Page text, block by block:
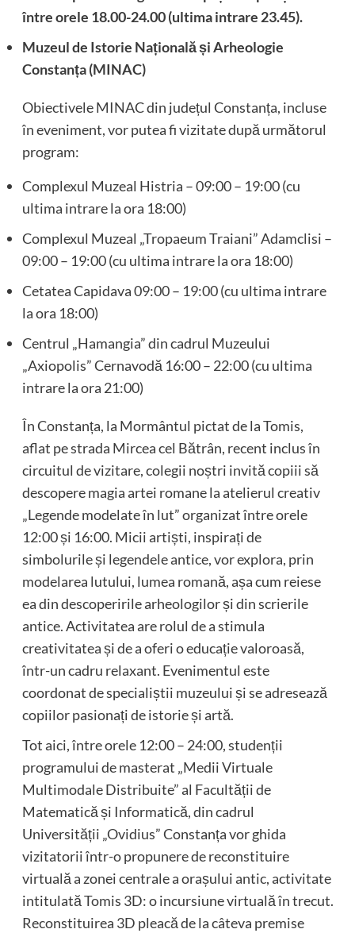
între orele 18.00-24.00 (ultima intrare 23.45).
Muzeul de Istorie Națională și Arheologie
Constanța (MINAC)
Obiectivele MINAC din județul Constanța, incluse
în eveniment, vor putea fi vizitate după următorul
program:
Complexul Muzeal Histria – 09:00 – 19:00 (cu
ultima intrare la ora 18:00)
Complexul Muzeal „Tropaeum Traiani” Adamclisi –
09:00 – 19:00 (cu ultima intrare la ora 18:00)
Cetatea Capidava 09:00 – 19:00 (cu ultima intrare
la ora 18:00)
Centrul „Hamangia” din cadrul Muzeului
„Axiopolis” Cernavodă 16:00 – 22:00 (cu ultima
intrare la ora 21:00)
În Constanța, la Mormântul pictat de la Tomis,
aflat pe strada Mircea cel Bătrân, recent inclus în
circuitul de vizitare, colegii noștri invită copiii să
descopere magia artei romane la atelierul creativ
„Legende modelate în lut” organizat între orele
12:00 și 16:00. Micii artiști, inspirați de
simbolurile și legendele antice, vor explora, prin
modelarea lutului, lumea romană, așa cum reiese
ea din descoperirile arheologilor și din scrierile
antice. Activitatea are rolul de a stimula
creativitatea și de a oferi o educație valoroasă,
într-un cadru relaxant. Evenimentul este
coordonat de specialiștii muzeului și se adresează
copiilor pasionați de istorie și artă.
Tot aici, între orele 12:00 – 24:00, studenții
programului de masterat „Medii Virtuale
Multimodale Distribuite” al Facultății de
Matematică și Informatică, din cadrul
Universității „Ovidius” Constanța vor ghida
vizitatorii într-o propunere de reconstituire
virtuală a zonei centrale a orașului antic, activitate
intitulată Tomis 3D: o incursiune virtuală în trecut.
Reconstituirea 3D pleacă de la câteva premise